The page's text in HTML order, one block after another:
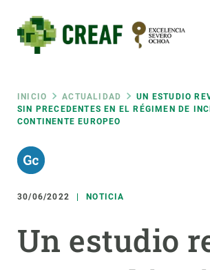
contenido
principal
Ruta
de
navegación
INICIO ACTUALIDAD
UN ESTUDIO
SIN PRECEDENTES EN EL RÉGIMEN DE
CONTINENTE EUROPEO
30/06/2022 NOTICIA
Un estudio
RRSS
Featured
responsive
Responsive
menu
INVESTIGACIÓN